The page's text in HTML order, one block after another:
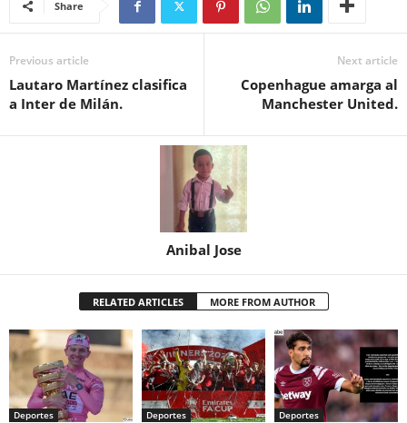
Share
Previous article
Lautaro Martínez clasifica
a Inter de Milán.
Next article
Copenhague amarga al
Manchester United.
Anibal Jose
RELATED ARTICLES MORE FROM AUTHOR
Deportes Deportes Deportes